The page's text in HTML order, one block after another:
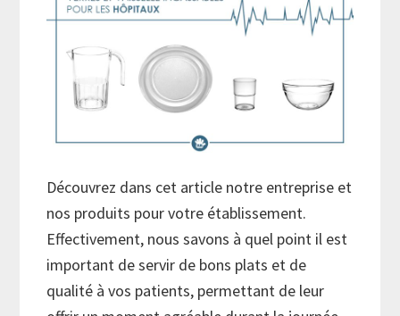
Découvrez dans cet article notre entreprise et
nos produits pour votre établissement.
Effectivement, nous savons à quel point il est
important de servir de bons plats et de
qualité à vos patients, permettant de leur